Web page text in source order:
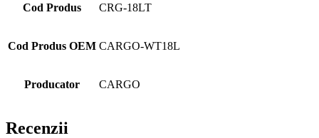
Cod Produs CRG-18LT
Cod Produs OEM CARGO-WT18L
Producator CARGO
Recenzii